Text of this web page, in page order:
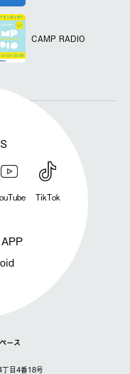
CAMP RADIO
TikTok
ース
丁目4番18号